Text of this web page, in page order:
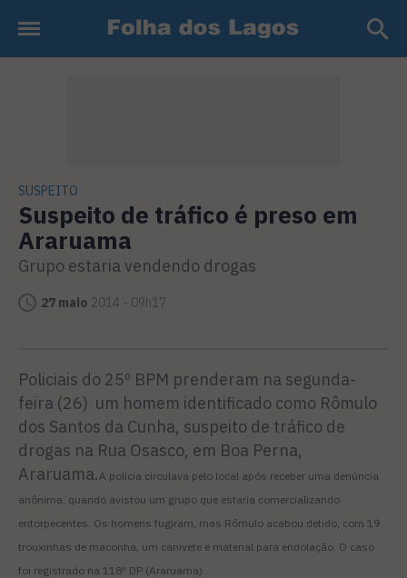
SUSPEITO
Suspeito de tráfico é preso em
Araruama
Grupo estaria vendendo drogas
27 maio 2014 - 09h17
Policiais do 25º BPM prenderam na segunda-
feira (26) um homem identificado como Rômulo
dos Santos da Cunha, suspeito de tráfico de
drogas na Rua Osasco, em Boa Perna,
Araruama.A polícia circulava pelo local após receber uma denúncia
anônima, quando avistou um grupo que estaria comercializando
entorpecentes. Os homens fugiram, mas Rômulo acabou detido, com 19
trouxinhas de maconha, um canivete e material para endolação. O caso
foi registrado na 118ª DP (Araruama).